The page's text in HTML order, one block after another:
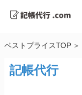
ベストプライスTOP
記帳代行